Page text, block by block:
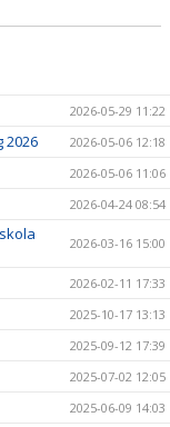
2026-05-29 11:22
2026 2026-05-06 12:18
2026-05-06 11:06
2026-04-24 08:54
2026-03-16 15:00
2026-02-11 17:33
2025-10-17 13:13
2025-09-12 17:39
2025-07-02 12:05
2025-06-09 14:03